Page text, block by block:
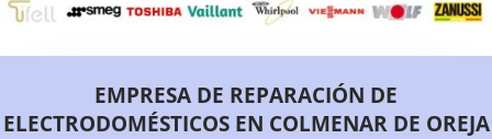
EMPRESA DE REPARACIÓN DE
ELECTRODOMÉSTICOS EN COLMENAR DE OREJA